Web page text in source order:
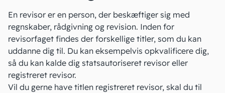
En revisor er en person, der beskæftiger sig med
regnskaber, rådgivning og revision. Inden for
revisorfaget findes der forskellige titler, som du kan
uddanne dig til. Du kan eksempelvis opkvalificere dig,
så du kan kalde dig statsautoriseret revisor eller
registreret revisor.
Vil du gerne have titlen registreret revisor, skal du til